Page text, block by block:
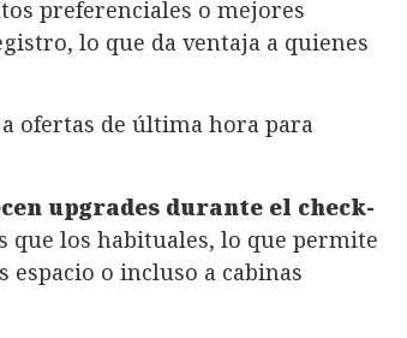
preferenciales o mejores
lo que da ventaja a quienes
ofertas de última hora para
upgrades durante el check-
que los habituales, lo que permite
espacio o incluso a cabinas